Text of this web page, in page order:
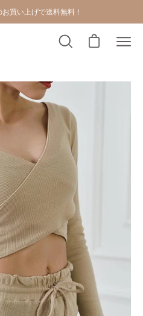
以内交換返品可能！